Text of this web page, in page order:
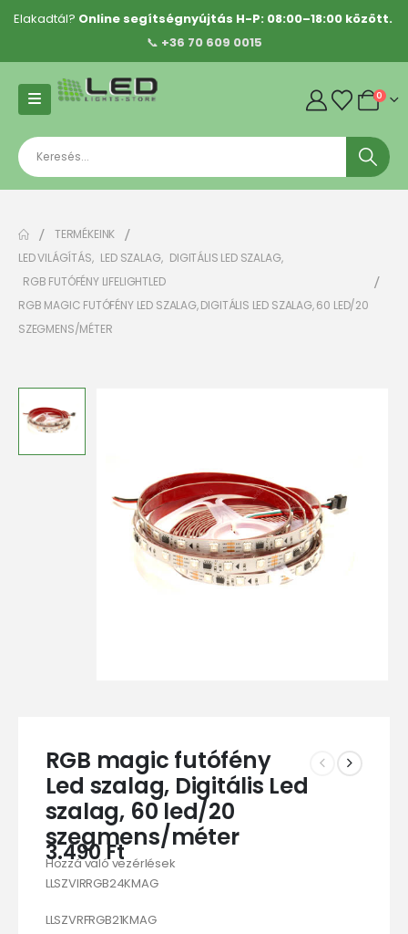
Elakadtál? Online segítségnyújtás H-P: 08:00–18:00 között.
📞 +36 70 609 0015
0
TERMÉKEINK
LED VILÁGÍTÁS, LED SZALAG, DIGITÁLIS LED SZALAG,
RGB FUTÓFÉNY LIFELIGHTLED
RGB MAGIC FUTÓFÉNY LED SZALAG, DIGITÁLIS LED SZALAG, 60 LED/20
SZEGMENS/MÉTER
RGB magic futófény
Led szalag, Digitális Led
szalag, 60 led/20
szegmens/méter
3.490Ft
Hozzá való vezérlések
LLSZVIRRGB24KMAG
LLSZVRFRGB21KMAG